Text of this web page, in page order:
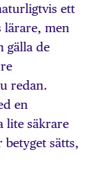
ett
lärare, men
gälla de
redan.
en
lite säkrare
sätts,